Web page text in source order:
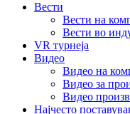
Вести
Вести на
Вести во
VR турнеја
Видео
Видео на
Видео за
Видео
Најчесто